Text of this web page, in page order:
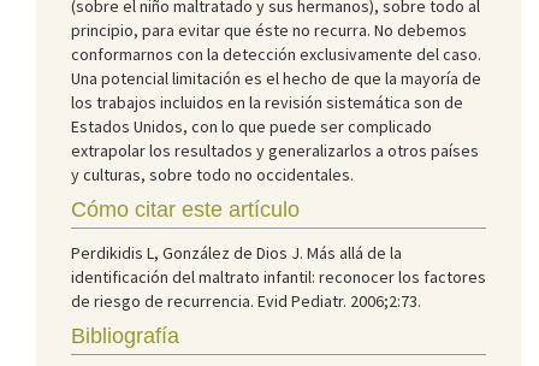
(sobre el niño maltratado y sus hermanos), sobre todo al
principio, para evitar que éste no recurra. No debemos
conformarnos con la detección exclusivamente del caso.
Una potencial limitación es el hecho de que la mayoría de
los trabajos incluidos en la revisión sistemática son de
Estados Unidos, con lo que puede ser complicado
extrapolar los resultados y generalizarlos a otros países
y culturas, sobre todo no occidentales.
Cómo citar este artículo
Perdikidis L, González de Dios J. Más allá de la
identificación del maltrato infantil: reconocer los factores
de riesgo de recurrencia. Evid Pediatr. 2006;2:73.
Bibliografía